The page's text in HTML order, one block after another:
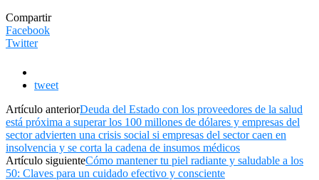
Compartir
Facebook
Twitter
tweet
Artículo anteriorDeuda del Estado con los proveedores de la salud
está próxima a superar los 100 millones de dólares y empresas del
sector advierten una crisis social si empresas del sector caen en
insolvencia y se corta la cadena de insumos médicos
Artículo siguienteCómo mantener tu piel radiante y saludable a los
50: Claves para un cuidado efectivo y consciente